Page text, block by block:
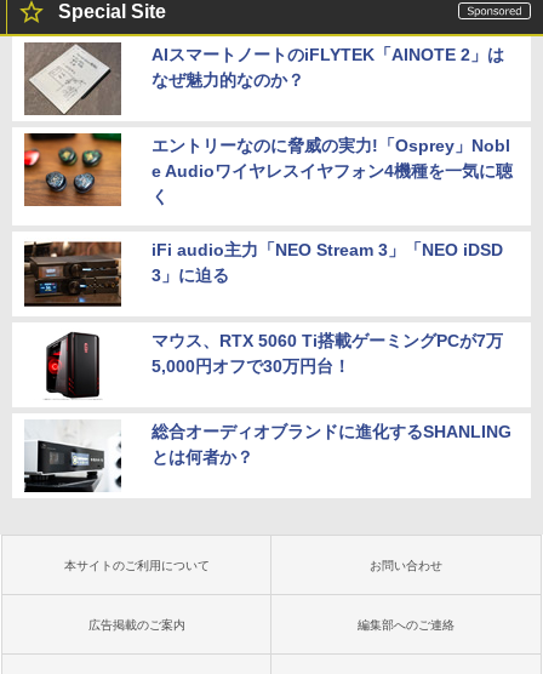
Special Site
AIスマートノートのiFLYTEK「AINOTE 2」は
なぜ魅力的なのか？
エントリーなのに脅威の実力!「Osprey」Nobl
e Audioワイヤレスイヤフォン4機種を一気に聴
く
iFi audio主力「NEO Stream 3」「NEO iDSD
3」に迫る
マウス、RTX 5060 Ti搭載ゲーミングPCが7万
5,000円オフで30万円台！
総合オーディオブランドに進化するSHANLING
とは何者か？
本サイトのご利用について お問い合わせ
広告掲載のご案内 編集部へのご連絡